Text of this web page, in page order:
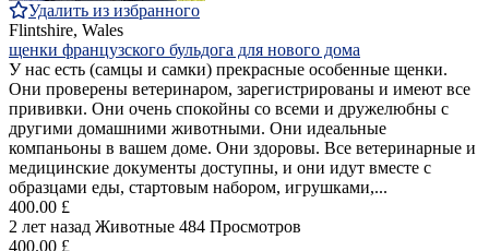
Удалить из избранного
Flintshire, Wales
щенки французского бульдога для нового дома
У нас есть (самцы и самки) прекрасные особенные щенки.
Они проверены ветеринаром, зарегистрированы и имеют все
прививки. Они очень спокойны со всеми и дружелюбны с
другими домашними животными. Они идеальные
компаньоны в вашем доме. Они здоровы. Все ветеринарные и
медицинские документы доступны, и они идут вместе с
образцами еды, стартовым набором, игрушками,...
400.00 £
2 лет назад Животные 484 Просмотров
400.00 £